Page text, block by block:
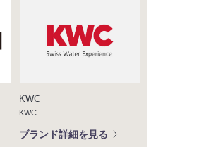
KWC
KWC
ブランド詳細を見る